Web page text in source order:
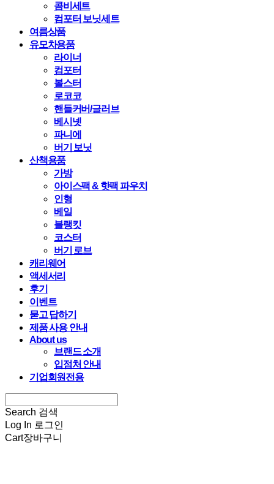
콤비세트
컴포터 보닛세트
여름상품
유모차용품
라이너
컴포터
볼스터
로코코
핸들커버/글러브
베시넷
파니에
버기 보닛
산책용품
가방
아이스팩 & 핫팩 파우치
인형
베일
블랭킷
코스터
버기 로브
캐리웨어
액세서리
후기
이벤트
묻고 답하기
제품 사용 안내
About us
브랜드 소개
입점처 안내
기업회원전용
Search 검색
Log In 로그인
Cart장바구니